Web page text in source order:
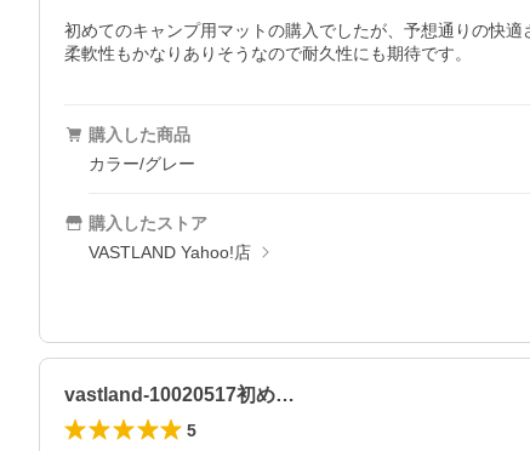
初めてのキャンプ用マットの購入でしたが、予想通りの快
柔軟性もかなりありそうなので耐久性にも期待です。
購入した商品
カラー/グレー
購入したストア
VASTLAND Yahoo!店
vastland-10020517初め…
5